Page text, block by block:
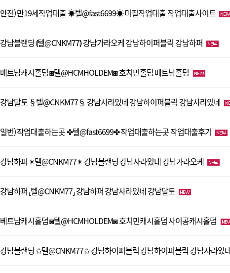
안전) 만19세작업대출 ☀텔@fast6699☀ 미필작업대출 작업대출사이트
강남블랜딩 ⦉텔@CNKM77⦊ 강남가라오케 강남하이퍼블릭 강남하퍼
베트남캐시홀덤 ◙텔@HCMHOLDEM◙ 호치민홀덤 베트남홀덤
강남달토 §텔@CNKM77§ 강남사라있네 강남하이퍼블릭 강남사라있네
일번) 작업대출하는곳 ✤텔@fast6699✤ 작업대출하는곳 작업대출후기
강남하퍼 ✴텔@CNKM77✴ 강남블랜딩 강남사라있네 강남가라오케
강남하퍼 ⸤텔@CNKM77⸥ 강남하퍼 강남사라있네 강남달토
베트남캐시홀덤 ◙텔@HCMHOLDEM◙ 호치민캐시홀덤 사이공캐시홀덤
강남블랜딩 ✩텔@CNKM77✩ 강남하이퍼블릭 강남하이퍼블릭 강남사라있